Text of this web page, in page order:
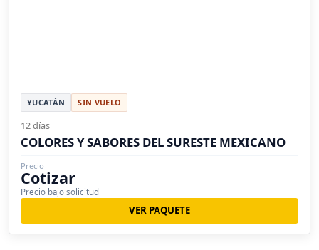
YUCATÁN SIN VUELO
12 días
COLORES Y SABORES DEL SURESTE MEXICANO
Precio
Cotizar
Precio bajo solicitud
VER PAQUETE